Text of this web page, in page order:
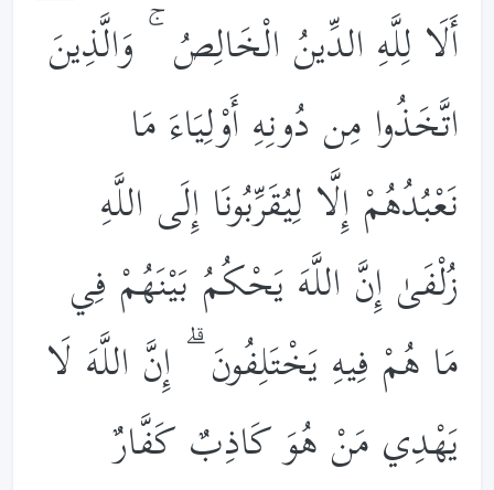
أَلَا لِلَّهِ الدِّينُ الْخَالِصُ ۚ وَالَّذِينَ
اتَّخَذُوا مِن دُونِهِ أَوْلِيَاءَ مَا
نَعْبُدُهُمْ إِلَّا لِيُقَرِّبُونَا إِلَى اللَّهِ
زُلْفَىٰ إِنَّ اللَّهَ يَحْكُمُ بَيْنَهُمْ فِي
مَا هُمْ فِيهِ يَخْتَلِفُونَ ۗ إِنَّ اللَّهَ لَا
يَهْدِي مَنْ هُوَ كَاذِبٌ كَفَّارٌ